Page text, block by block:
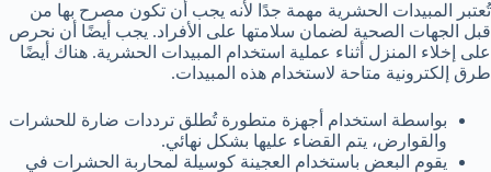
تُعتبر المبيدات الحشرية مهمة جدًا لأنه يجب أن تكون مصرح بها من
قبل الجهات الصحية لضمان سلامتها على الأفراد. يجب أيضًا أن نحرص
على إخلاء المنزل أثناء عملية استخدام المبيدات الحشرية. هناك أيضًا
طرق إلكترونية متاحة لاستخدام هذه المبيدات.
بواسطة استخدام أجهزة متطورة تُطلق ترددات ضارة للحشرات
والقوارض، يتم القضاء عليها بشكل نهائي.
يقوم البعض باستخدام العجينة كوسيلة لمحاربة الحشرات في